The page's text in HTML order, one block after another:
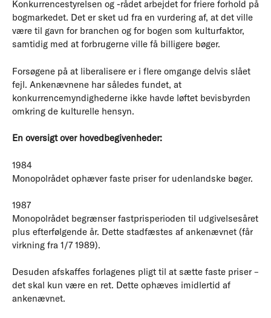
Konkurrencestyrelsen og -rådet arbejdet for friere forhold på
bogmarkedet. Det er sket ud fra en vurdering af, at det ville
være til gavn for branchen og for bogen som kulturfaktor,
samtidig med at forbrugerne ville få billigere bøger.
Forsøgene på at liberalisere er i flere omgange delvis slået
fejl. Ankenævnene har således fundet, at
konkurrencemyndighederne ikke havde løftet bevisbyrden
omkring de kulturelle hensyn.
En oversigt over hovedbegivenheder:
1984
Monopolrådet ophæver faste priser for udenlandske bøger.
1987
Monopolrådet begrænser fastprisperioden til udgivelsesåret
plus efterfølgende år. Dette stadfæstes af ankenævnet (får
virkning fra 1/7 1989).
Desuden afskaffes forlagenes pligt til at sætte faste priser –
det skal kun være en ret. Dette ophæves imidlertid af
ankenævnet.